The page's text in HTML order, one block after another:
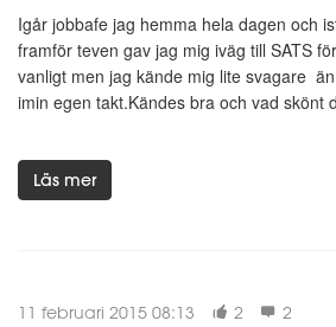
Igår jobbafe jag hemma hela dagen och
framför teven gav jag mig iväg till SATS
vanligt men jag kände mig lite svagare
imin egen takt.Kändes bra och vad skönt
Läs mer
11 februari 2015 08:13 2 2